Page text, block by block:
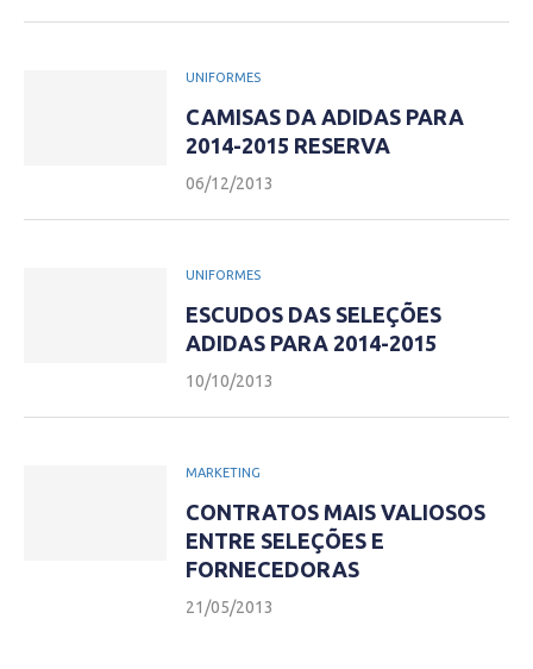
UNIFORMES
CAMISAS DA ADIDAS PARA
2014-2015 RESERVA
06/12/2013
UNIFORMES
ESCUDOS DAS SELEÇÕES
ADIDAS PARA 2014-2015
10/10/2013
MARKETING
CONTRATOS MAIS VALIOSOS
ENTRE SELEÇÕES E
FORNECEDORAS
21/05/2013